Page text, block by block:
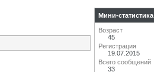
Мини-статистика
Возраст
45
Регистрация
19.07.2015
Всего сообщений
33